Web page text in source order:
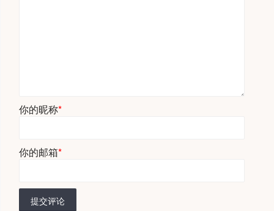
你的昵称*
你的邮箱*
提交评论